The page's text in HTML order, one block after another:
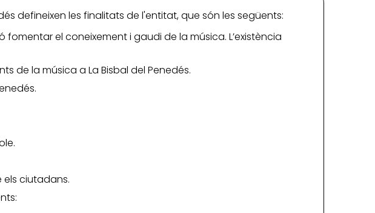
defineixen les finalitats de l'entitat, que són les següents:
fomentar el coneixement i gaudi de la música. L’existència
de la música a La Bisbal del Penedés.
els ciutadans.